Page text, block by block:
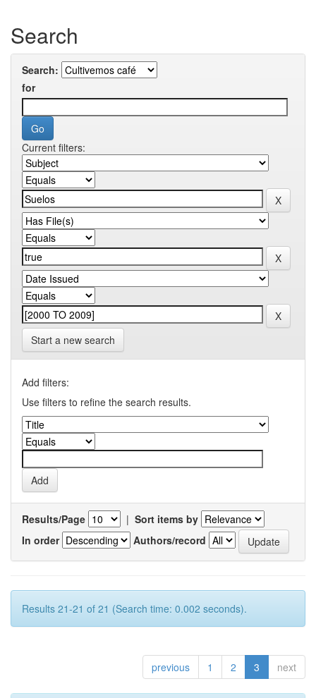
Search
Search:
for
Current filters:
Start a new search
Add filters:
Use filters to refine the search results.
Results/Page | Sort items by
In order
Authors/record
Results 21-21 of 21 (Search time: 0.002 seconds).
previous 1 2 3 next